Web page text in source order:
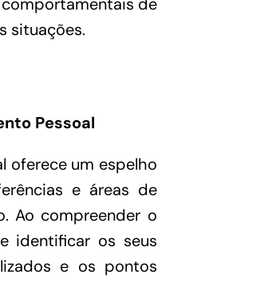
de
situações.
Pessoal
oferece um espelho
e áreas de
Ao compreender o
identificar os seus
e os pontos